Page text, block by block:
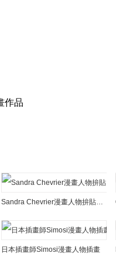
作品
Sandra Chevrier漫畫人物拚貼肖像插畫
日本插畫師Simosi漫畫人物插畫